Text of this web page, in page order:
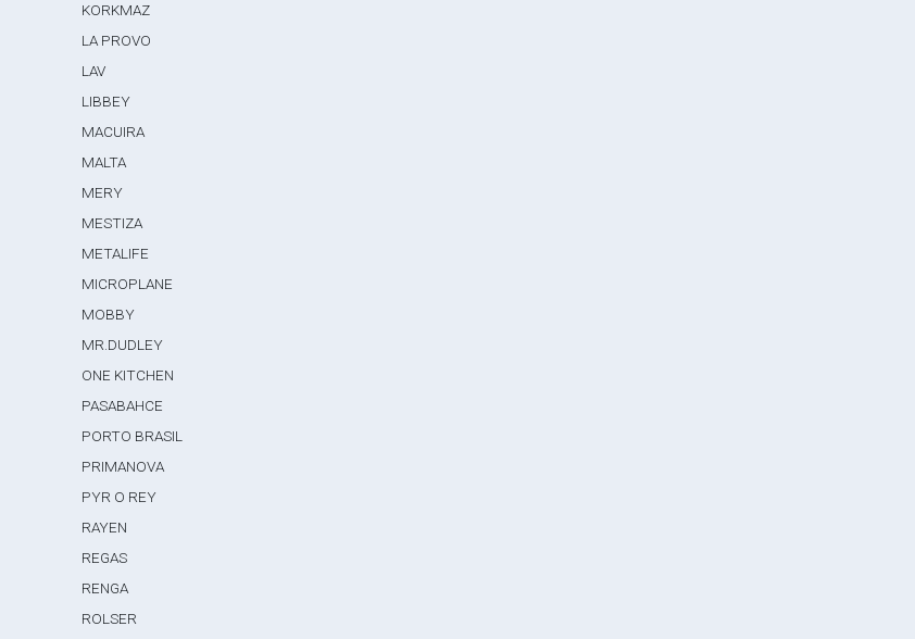
KORKMAZ
LA PROVO
LAV
LIBBEY
MACUIRA
MALTA
MERY
MESTIZA
METALIFE
MICROPLANE
MOBBY
MR.DUDLEY
ONE KITCHEN
PASABAHCE
PORTO BRASIL
PRIMANOVA
PYR O REY
RAYEN
REGAS
RENGA
ROLSER